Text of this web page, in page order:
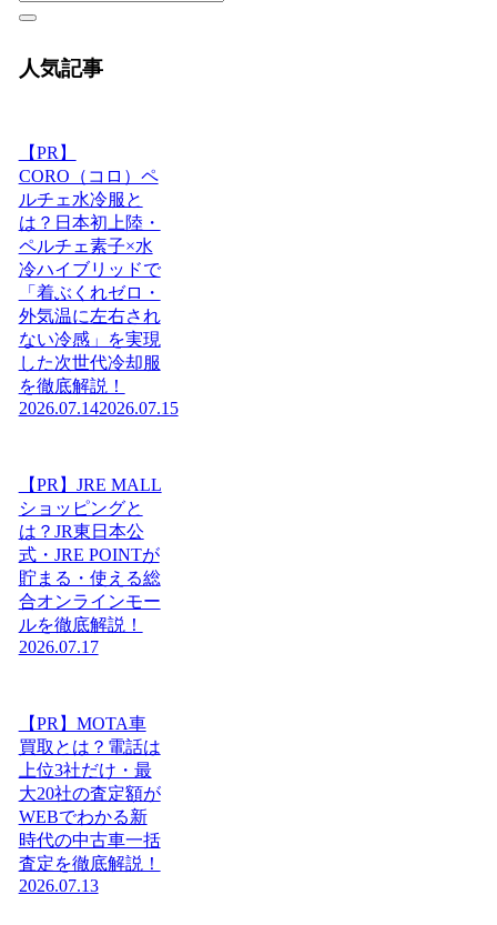
人気記事
【PR】
CORO（コロ）ペ
ルチェ水冷服と
は？日本初上陸・
ペルチェ素子×水
冷ハイブリッドで
「着ぶくれゼロ・
外気温に左右され
ない冷感」を実現
した次世代冷却服
を徹底解説！
2026.07.142026.07.15
【PR】JRE MALL
ショッピングと
は？JR東日本公
式・JRE POINTが
貯まる・使える総
合オンラインモー
ルを徹底解説！
2026.07.17
【PR】MOTA車
買取とは？電話は
上位3社だけ・最
大20社の査定額が
WEBでわかる新
時代の中古車一括
査定を徹底解説！
2026.07.13